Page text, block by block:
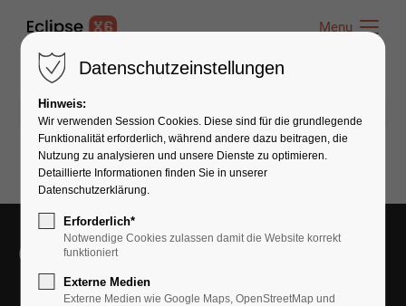
Menu
Get in Touch With Us
Datenschutzeinstellungen
Hinweis:
Wir verwenden Session Cookies. Diese sind für die grundlegende
Funktionalität erforderlich, während andere dazu beitragen, die
Nutzung zu analysieren und unsere Dienste zu optimieren.
Detaillierte Informationen finden Sie in unserer
Datenschutzerklärung.
Erforderlich*
Notwendige Cookies zulassen damit die Website korrekt
funktioniert
Externe Medien
Externe Medien wie Google Maps, OpenStreetMap und
Menu